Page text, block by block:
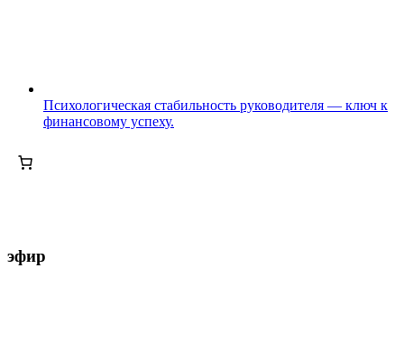
Психологическая стабильность руководителя — ключ к
финансовому успеху.
эфир